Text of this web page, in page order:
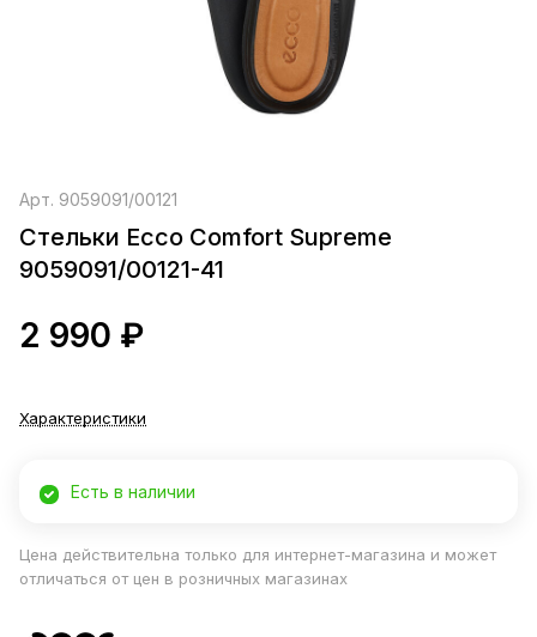
Арт. 9059091/00121
Стельки Ecco Comfort Supreme
9059091/00121-41
2 990 ₽
Характеристики
Есть в наличии
Цена действительна только для интернет-магазина и может
отличаться от цен в розничных магазинах